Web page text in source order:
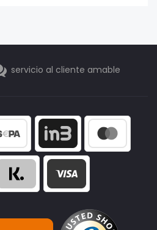
servicio al cliente amable